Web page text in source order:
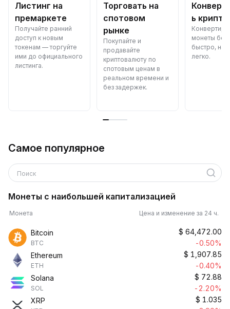
Листинг на
премаркете
Получайте ранний
доступ к новым
токенам — торгуйте
ими до официального
листинга.
Торговать на
спотовом
рынке
Покупайте и
продавайте
криптовалюту по
спотовым ценам в
реальном времени и
без задержек.
ь
монеты
быстро,
легко.
Самое популярное
Поиск
Монеты с наибольшей капитализацией
Монета Цена и изменение за 24 ч.
Bitcoin
BTC
$ 64,472.00
-0.50%
Ethereum
ETH
$ 1,907.85
-0.40%
Solana
SOL
$ 72.88
-2.20%
XRP
$ 1.035